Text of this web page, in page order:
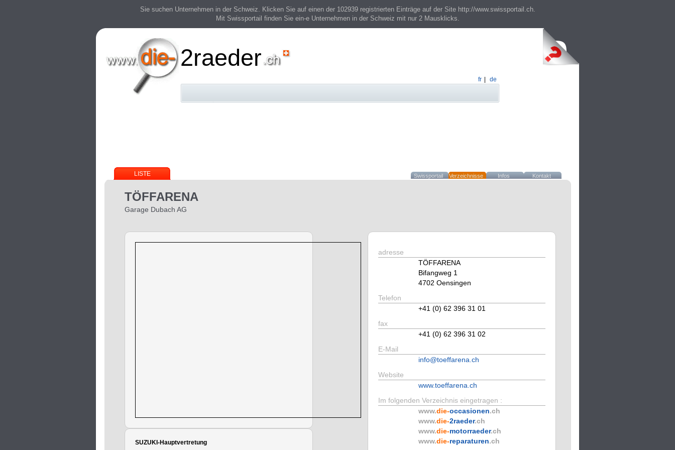
Sie suchen Unternehmen in der Schweiz. Klicken Sie auf einen der 102939 registrierten Einträge auf der Site http://www.swissportail.ch.
Mit Swissportail finden Sie ein-e Unternehmen in der Schweiz mit nur 2 Mausklicks.
2raeder
fr de
LISTE Swissportail Verzeichnisse Infos Kontakt
TÖFFARENA
Garage Dubach AG
SUZUKI-Hauptvertretung
adresse
TÖFFARENA
Bifangweg 1
4702 Oensingen
Telefon
+41 (0) 62 396 31 01
fax
+41 (0) 62 396 31 02
E-Mail
info@toeffarena.ch
Website
www.toeffarena.ch
Im folgenden Verzeichnis eingetragen :
www.die-occasionen.ch
www.die-2raeder.ch
www.die-motorraeder.ch
www.die-reparaturen.ch